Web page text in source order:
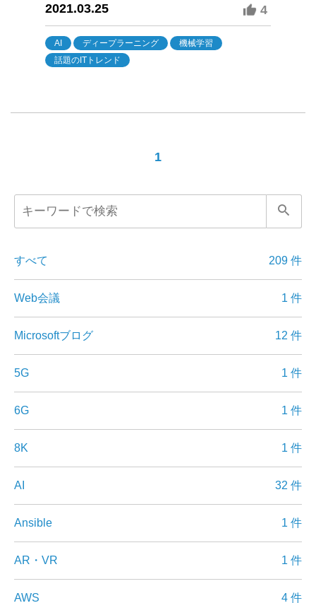
2021.03.25
4
AI ディープラーニング
機械学習
話題のITトレンド
1
すべて 209 件
Web会議 1 件
Microsoftブログ 12 件
5G 1 件
6G 1 件
8K 1 件
AI 32 件
Ansible 1 件
AR・VR 1 件
AWS 4 件